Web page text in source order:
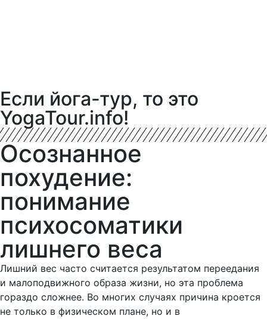
Если йога-тур, то это
YogaTour.info!
Осознанное
похудение:
понимание
психосоматики
лишнего веса
Лишний вес часто считается результатом переедания
и малоподвижного образа жизни, но эта проблема
гораздо сложнее. Во многих случаях причина кроется
не только в физическом плане, но и в